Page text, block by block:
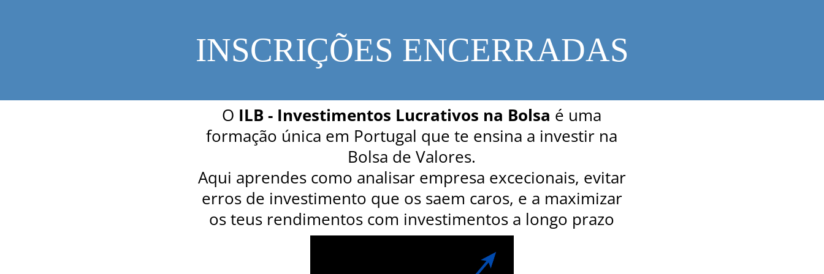
INSCRIÇÕES ENCERRADAS
O ILB - Investimentos Lucrativos na Bolsa é uma
formação única em Portugal que te ensina a investir na
Bolsa de Valores.
Aqui aprendes como analisar empresa excecionais, evitar
erros de investimento que os saem caros, e a maximizar
os teus rendimentos com investimentos a longo prazo